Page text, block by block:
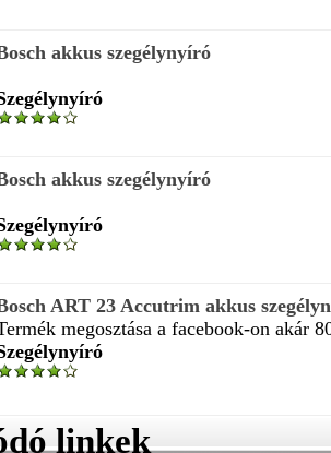
akkus szegélynyíró
akkus szegélynyíró
ART 23 Accutrim akkus
megosztása a facebook-on akár
linkek